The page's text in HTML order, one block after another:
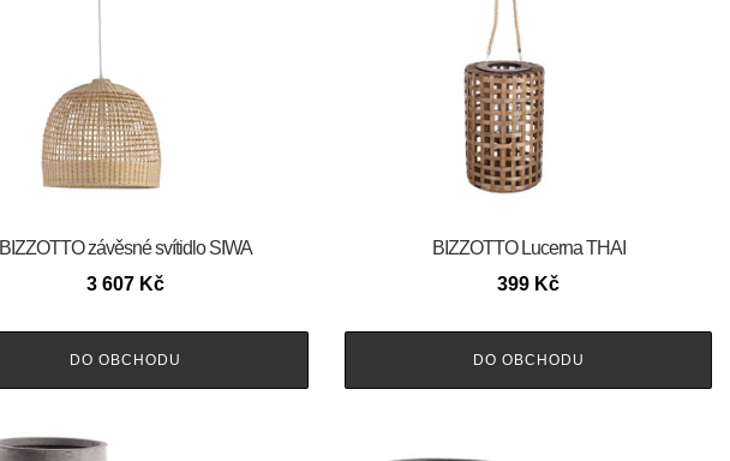
BIZZOTTO závěsné svítidlo SIWA
3 607 Kč
DO OBCHODU
BIZZOTTO Lucerna THAI
399 Kč
DO OBCHODU